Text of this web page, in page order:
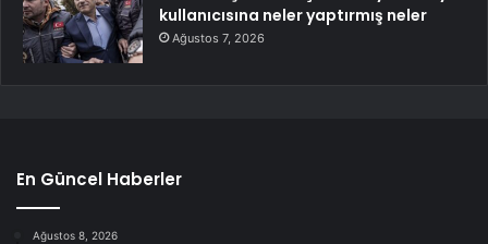
kullanıcısına neler yaptırmış neler
Ağustos 7, 2026
En Güncel Haberler
Ağustos 8, 2026